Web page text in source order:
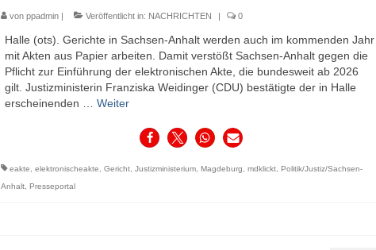
von ppadmin| Veröffentlicht in: NACHRICHTEN | 0
Halle (ots). Gerichte in Sachsen-Anhalt werden auch im kommenden Jahr
mit Akten aus Papier arbeiten. Damit verstößt Sachsen-Anhalt gegen die
Pflicht zur Einführung der elektronischen Akte, die bundesweit ab 2026
gilt. Justizministerin Franziska Weidinger (CDU) bestätigte der in Halle
erscheinenden … Weiter
eakte elektronischeakte Gericht, Justizministerium, Magdeburg mdklickt, Politik/Justiz/Sachsen-
Anhalt, Presseportal